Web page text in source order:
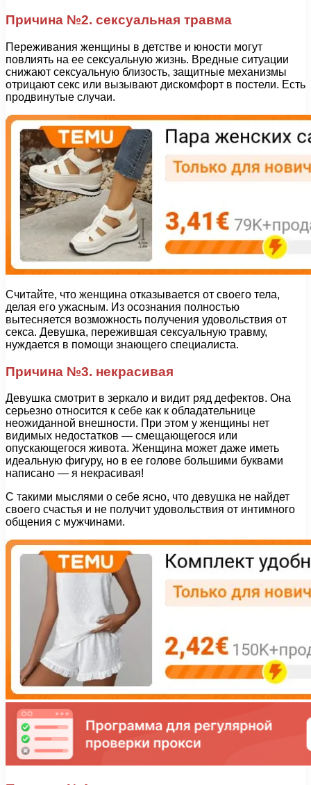
Причина №2. сексуальная травма
Переживания женщины в детстве и юности могут
повлиять на ее сексуальную жизнь. Вредные ситуации
снижают сексуальную близость, защитные механизмы
отрицают секс или вызывают дискомфорт в постели. Есть
продвинутые случаи.
Считайте, что женщина отказывается от своего тела,
делая его ужасным. Из осознания полностью
вытесняется возможность получения удовольствия от
секса. Девушка, пережившая сексуальную травму,
нуждается в помощи знающего специалиста.
Причина №3. некрасивая
Девушка смотрит в зеркало и видит ряд дефектов. Она
серьезно относится к себе как к обладательнице
неожиданной внешности. При этом у женщины нет
видимых недостатков — смещающегося или
опускающегося живота. Женщина может даже иметь
идеальную фигуру, но в ее голове большими буквами
написано — я некрасивая!
С такими мыслями о себе ясно, что девушка не найдет
своего счастья и не получит удовольствия от интимного
общения с мужчинами.